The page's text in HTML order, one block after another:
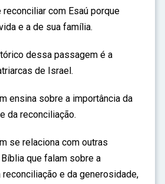
com Esaú porque
e a de sua família.
dessa passagem é a
de Israel.
ensina sobre a importância da
da reconciliação.
se relaciona com outras
que falam sobre a
reconciliação e da generosidade,